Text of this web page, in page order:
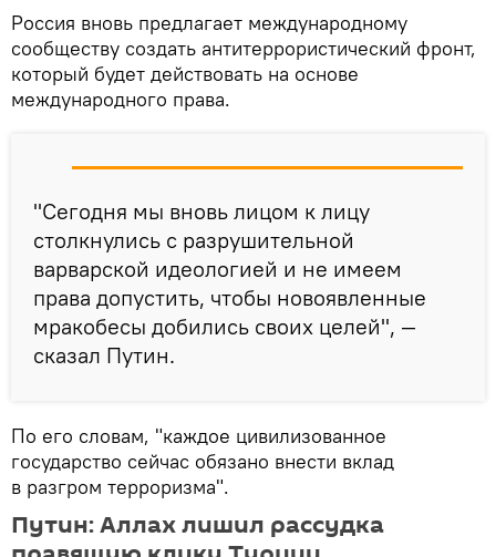
Россия вновь предлагает международному
сообществу создать антитеррористический фронт,
который будет действовать на основе
международного права.
"Сегодня мы вновь лицом к лицу
столкнулись с разрушительной
варварской идеологией и не имеем
права допустить, чтобы новоявленные
мракобесы добились своих целей", —
сказал Путин.
По его словам, "каждое цивилизованное
государство сейчас обязано внести вклад
в разгром терроризма".
Путин: Аллах лишил рассудка